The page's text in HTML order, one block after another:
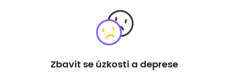
Zbavit se úzkosti a deprese